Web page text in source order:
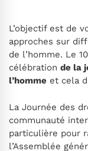
L’objectif est de
approches sur
de l’homme. Le
célébration de la
l’homme et cela
La Journée des
communauté
particulière pour
l’Assemblée